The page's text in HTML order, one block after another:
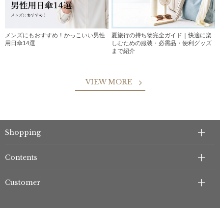
メンズにもおすすめ！かっこいい男性
用日傘14選
夏旅行の持ち物完全ガイド｜快適に楽
しむための服装・必需品・便利グッズ
まで紹介
VIEW MORE
Shopping
Contents
Customer